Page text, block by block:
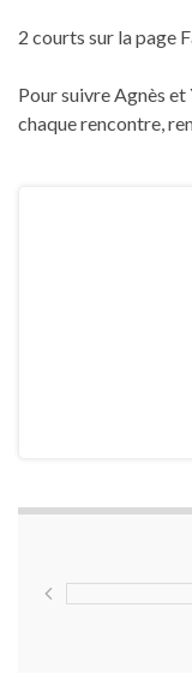
2 courts sur la page
Pour suivre Agnès
chaque rencontre,